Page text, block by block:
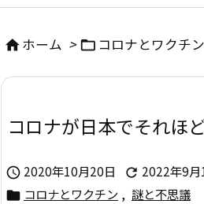
ホーム >  コロナとワクチン
コロナが日本でそれほ
 2020年10月20日  2022年9月
 コロナとワクチン , 謎と不思議